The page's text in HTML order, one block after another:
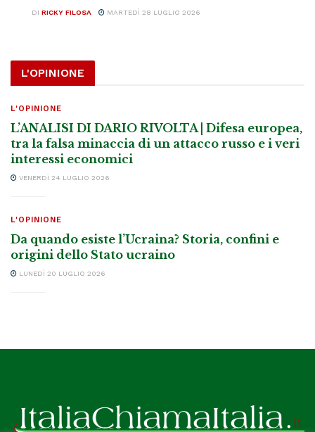
DI RICKY FILOSA MARTEDÌ 28 LUGLIO 2026
L'OPINIONE
L'OPINIONE
L’ANALISI DI DARIO RIVOLTA | Difesa europea,
tra la falsa minaccia di un attacco russo e i veri
interessi economici
VENERDÌ 24 LUGLIO 2026
L'OPINIONE
Da quando esiste l’Ucraina? Storia, confini e
origini dello Stato ucraino
LUNEDÌ 20 LUGLIO 2026